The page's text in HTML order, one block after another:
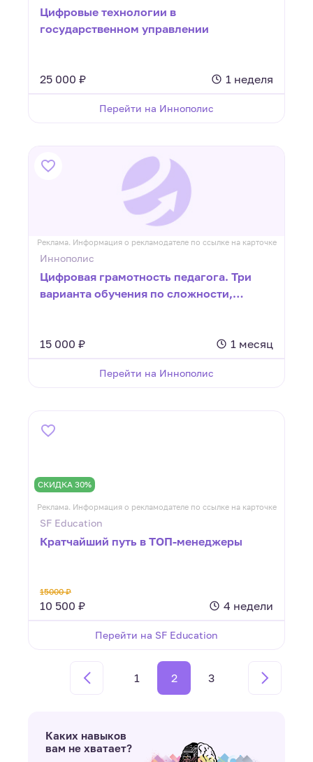
Цифровые технологии в
государственном управлении
25 000 ₽ 1 неделя
Перейти на Иннополис
Реклама. Информация о рекламодателе по ссылке на карточке
Иннополис
Цифровая грамотность педагога. Три
варианта обучения по сложности,
15 000 ₽
1 месяц
Перейти на Иннополис
СКИДКА 30%
Реклама. Информация о рекламодателе по ссылке на карточке
SF Education
Кратчайший путь в ТОП-менеджеры
15000 ₽
10 500 ₽ 4 недели
Перейти на SF Education
1 2 3
Каких навыков
вам не хватает?